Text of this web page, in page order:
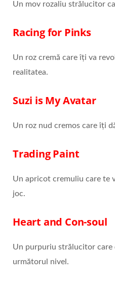
Un mov rozaliu strălucitor
Racing for Pinks
Un roz cremă care îți va
realitatea.
Suzi is My Avatar
Un roz nud cremos care îți
Trading Paint
Un apricot cremuliu care te
joc.
Heart and Con-soul
Un purpuriu strălucitor care
următorul nivel.